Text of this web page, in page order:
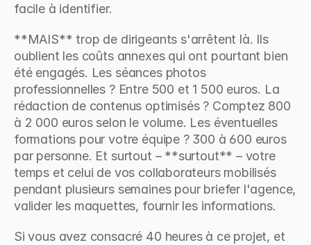
facile à identifier.
**MAIS** trop de dirigeants s'arrêtent là. Ils
oublient les coûts annexes qui ont pourtant bien
été engagés. Les séances photos
professionnelles ? Entre 500 et 1 500 euros. La
rédaction de contenus optimisés ? Comptez 800
à 2 000 euros selon le volume. Les éventuelles
formations pour votre équipe ? 300 à 600 euros
par personne. Et surtout – **surtout** – votre
temps et celui de vos collaborateurs mobilisés
pendant plusieurs semaines pour briefer l'agence,
valider les maquettes, fournir les informations.
Si vous avez consacré 40 heures à ce projet, et